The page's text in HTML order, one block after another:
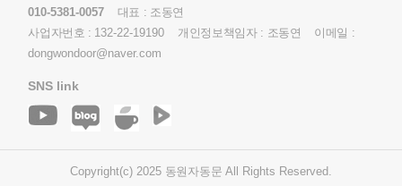
010-5381-0057 대표 : 조동연
사업자번호 : 132-22-19190 개인정보책임자 : 조동연 이메일 :
dongwondoor@naver.com
SNS link
Copyright(c) 2025 동원자동문 All Rights Reserved.